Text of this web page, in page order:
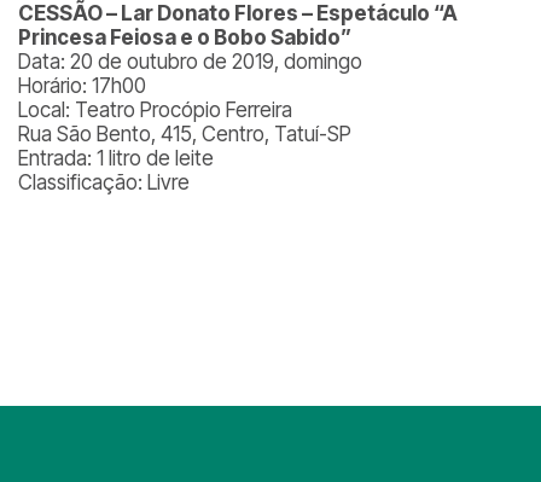
CESSÃO – Lar Donato Flores – Espetáculo “A
Princesa Feiosa e o Bobo Sabido”
Data: 20 de outubro de 2019, domingo
Horário: 17h00
Local: Teatro Procópio Ferreira
Rua São Bento, 415, Centro, Tatuí-SP
Entrada: 1 litro de leite
Classificação: Livre